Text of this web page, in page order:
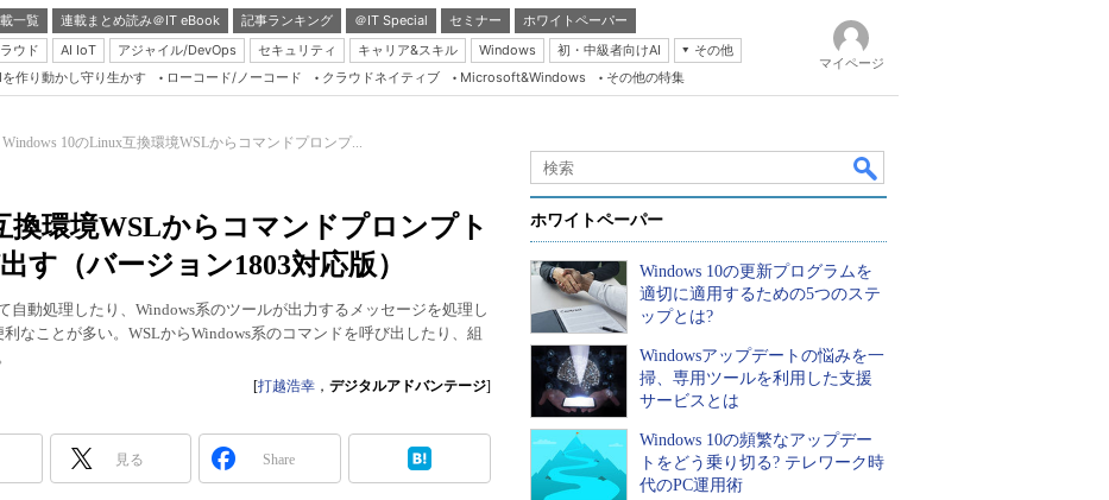
一覧 連載まとめ読み＠IT eBook 記事ランキング ＠IT Special セミナー
ホワイトペーパー
ウド
AI IoT アジャイル/DevOps セキュリティ キャリア&スキル Windows 初・中級者向けAI
その他
Server & Storage
Java Agile
Database Expert
Linux ＆ OSS
Master of IP Network
Security & Trust
Test & Tools
を作り動かし守り生かす ローコード/ノーコード クラウドネイティブ Microsoft&Windows その他の特集
マイページ
Windows 10のLinux互換環境WSLからコマンドプロンプ...
換環境WSLからコマンドプロンプト
す（バージョン1803対応版）
自動処理したり、Windows系のツールが出力するメッセージを処理し
なことが多い。WSLからWindows系のコマンドを呼び出したり、組
[打越浩幸 ， デジタルアドバンテージ]
見る Share
ホワイトペーパー
Windows 10の更新プログラムを
適切に適用するための5つのステ
ップとは?
Windowsアップデートの悩みを一
掃、専用ツールを利用した支援
サービスとは
Windows 10の頻繁なアップデー
トをどう乗り切る? テレワーク時
代のPC運用術